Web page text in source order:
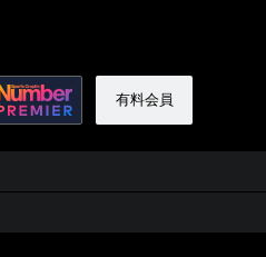
有料会員